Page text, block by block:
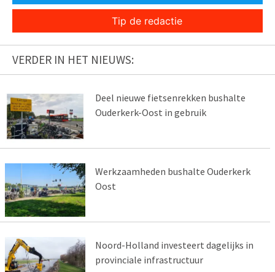
Tip de redactie
VERDER IN HET NIEUWS:
Deel nieuwe fietsenrekken bushalte
Ouderkerk-Oost in gebruik
Werkzaamheden bushalte Ouderkerk
Oost
Noord-Holland investeert dagelijks in
provinciale infrastructuur